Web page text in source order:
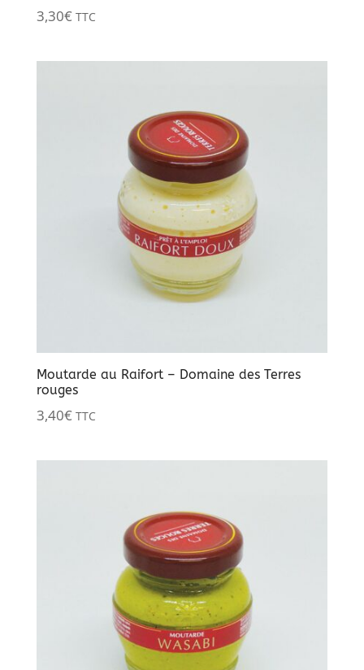
3,30€ TTC
Moutarde au Raifort – Domaine des Terres
rouges
3,40€ TTC